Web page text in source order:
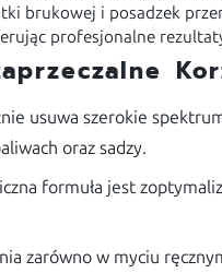
brukowej i posadzek
profesjonalne
usuwa szerokie
oraz sadzy.
formuła jest
zarówno w myciu